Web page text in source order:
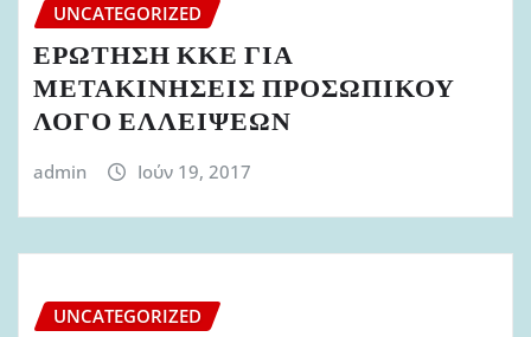
UNCATEGORIZED
ΕΡΩΤΗΣΗ ΚΚΕ ΓΙΑ
ΜΕΤΑΚΙΝΗΣΕΙΣ ΠΡΟΣΩΠΙΚΟΥ
ΛΟΓΟ ΕΛΛΕΙΨΕΩΝ
admin Ιούν 19, 2017
UNCATEGORIZED